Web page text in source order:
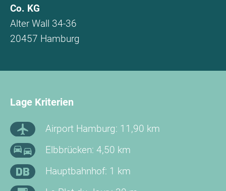
Co. KG
Alter Wall 34-36
20457 Hamburg
Lage Kriterien
Airport Hamburg: 11,90 km
Elbbrücken: 4,50 km
Hauptbahnhof: 1 km